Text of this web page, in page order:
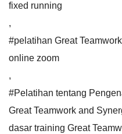
fixed running
,
#pelatihan Great
online zoom
,
#Pelatihan tentang
Great Teamwork and
dasar training Great